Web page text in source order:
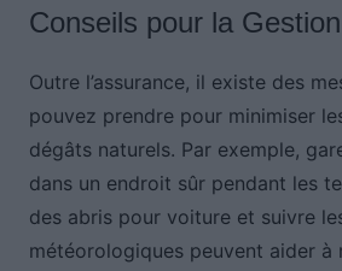
Conseils pour la
Outre l’assurance, il existe des
pouvez prendre pour minimiser
dégâts naturels. Par exemple,
dans un endroit sûr pendant les
des abris pour voiture et suivre
météorologiques peuvent aider à